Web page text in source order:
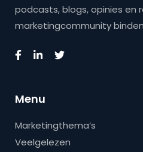
podcasts, blogs, opinies en
marketingcommunity
Menu
Marketingthema’s
Veelgelezen